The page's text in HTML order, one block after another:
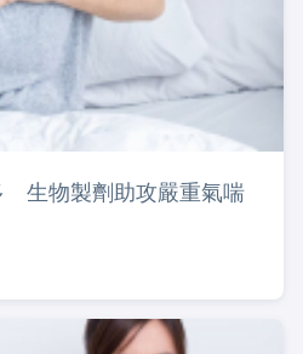
生物製劑助攻嚴重氣喘